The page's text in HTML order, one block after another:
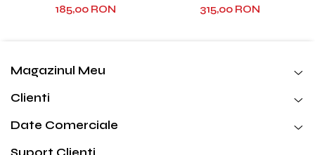
185,00 RON 315,00 RON
Magazinul Meu
Clienti
Date Comerciale